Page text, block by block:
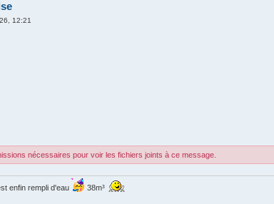
12:21
nécessaires pour voir les fichiers joints à ce message.
enfin rempli d'eau
38m³